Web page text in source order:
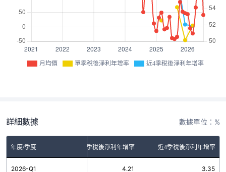
月均價 單季稅後淨利年增率 近4季稅後淨利年增率
詳細數據 數據單位：%
年度/季度 單季稅後淨利年增率 近4季稅後淨利年增率
2026-Q1 4.21 3.35